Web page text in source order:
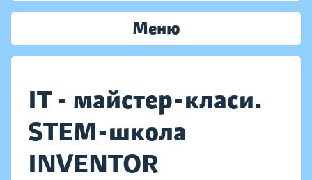
Меню
IT - майстер-класи.
STEM-школа
INVENTOR